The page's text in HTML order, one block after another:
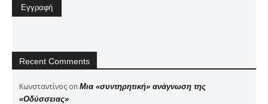
Recent Comments
Κωνσταντίνος on Μια «συντηρητική» ανάγνωση της
«Οδύσσειας»